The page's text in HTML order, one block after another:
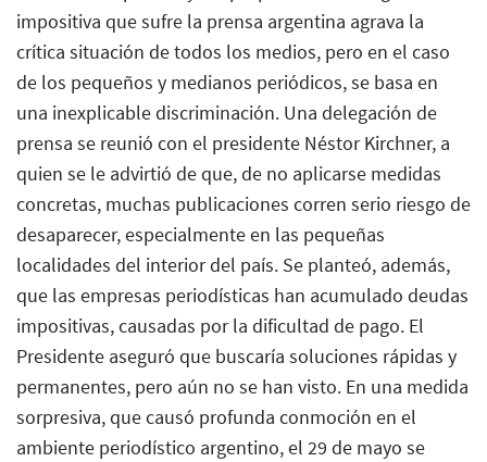
impositiva que sufre la prensa argentina agrava la
crítica situación de todos los medios, pero en el caso
de los pequeños y medianos periódicos, se basa en
una inexplicable discriminación. Una delegación de
prensa se reunió con el presidente Néstor Kirchner, a
quien se le advirtió de que, de no aplicarse medidas
concretas, muchas publicaciones corren serio riesgo de
desaparecer, especialmente en las pequeñas
localidades del interior del país. Se planteó, además,
que las empresas periodísticas han acumulado deudas
impositivas, causadas por la dificultad de pago. El
Presidente aseguró que buscaría soluciones rápidas y
permanentes, pero aún no se han visto. En una medida
sorpresiva, que causó profunda conmoción en el
ambiente periodístico argentino, el 29 de mayo se